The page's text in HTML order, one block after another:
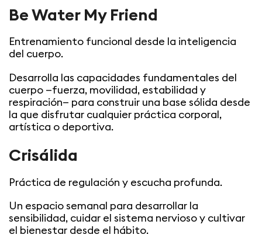
Be Water My Friend
Entrenamiento funcional desde la inteligencia
del cuerpo.
Desarrolla las capacidades fundamentales del
cuerpo —fuerza, movilidad, estabilidad y
respiración— para construir una base sólida desde
la que disfrutar cualquier práctica corporal,
artística o deportiva.
Crisálida
Práctica de regulación y escucha profunda.
Un espacio semanal para desarrollar la
sensibilidad, cuidar el sistema nervioso y cultivar
el bienestar desde el hábito.